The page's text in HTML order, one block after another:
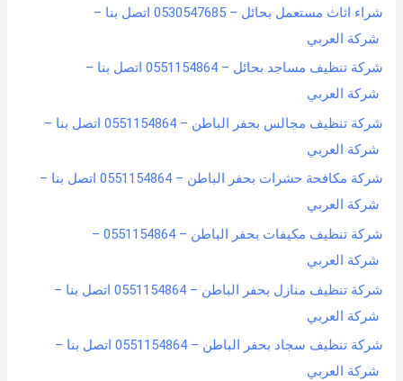
شراء اثاث مستعمل بحائل – 0530547685 اتصل بنا –
شركة العربي
شركة تنظيف مساجد بحائل – 0551154864 اتصل بنا –
شركة العربي
شركة تنظيف مجالس بحفر الباطن – 0551154864 اتصل بنا –
شركة العربي
شركة مكافحة حشرات بحفر الباطن – 0551154864 اتصل بنا –
شركة العربي
شركة تنظيف مكيفات بحفر الباطن – 0551154864 –
شركة العربي
شركة تنظيف منازل بحفر الباطن – 0551154864 اتصل بنا –
شركة العربي
شركة تنظيف سجاد بحفر الباطن – 0551154864 اتصل بنا –
شركة العربي